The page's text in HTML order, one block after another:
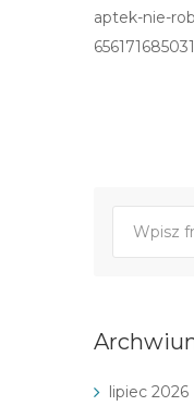
aptek-nie-
lipiec 2026